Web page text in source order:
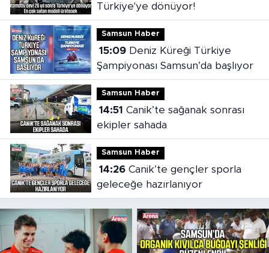
Türkiye'ye dönüyor!
Samsun Haber
15:09Deniz Küreği Türkiye
Şampiyonası Samsun’da başlıyor
Samsun Haber
14:51
ekipler sahada
Samsun Haber
14:26Canik’te gençler sporla
geleceğe hazırlanıyor